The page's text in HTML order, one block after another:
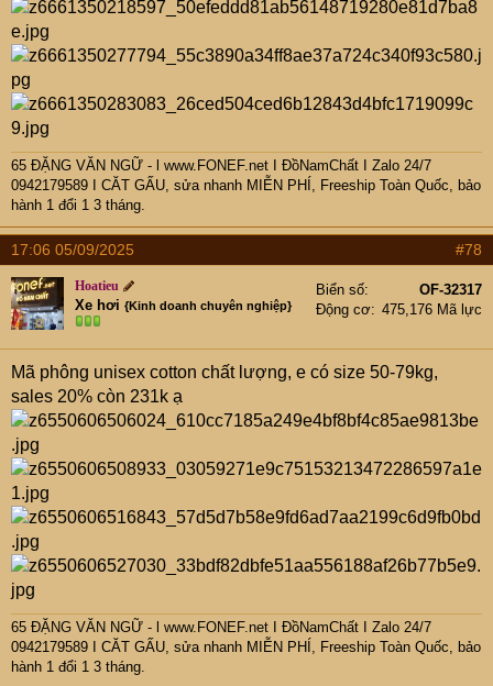
65 ĐẶNG VĂN NGỮ - l www.FONEF.net I ĐồNamChất I Zalo 24/7
0942179589 I CĂT GẤU, sửa nhanh MIỄN PHÍ, Freeship Toàn Quốc, bảo
hành 1 đổi 1 3 tháng.
17:06 05/09/2025 #78
Hoatieu
Xe hơi {Kinh doanh chuyên nghiệp}
Biển số
OF-32317
Động cơ
475,176 Mã lực
Mã phông unisex cotton chất lượng, e có size 50-79kg,
sales 20% còn 231k ạ
65 ĐẶNG VĂN NGỮ - l www.FONEF.net I ĐồNamChất I Zalo 24/7
0942179589 I CĂT GẤU, sửa nhanh MIỄN PHÍ, Freeship Toàn Quốc, bảo
hành 1 đổi 1 3 tháng.